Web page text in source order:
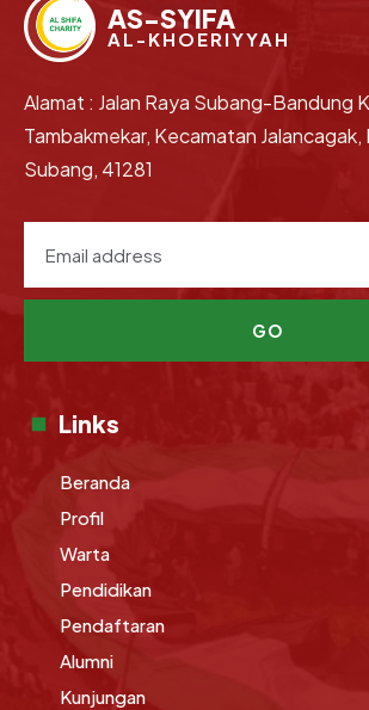
AS-SYIFA
AL-KHOERIYYAH
Alamat : Jalan Raya Subang-Bandung
Tambakmekar, Kecamatan
Subang, 41281
GO
Links
Beranda
Profil
Warta
Pendidikan
Pendaftaran
Alumni
Kunjungan